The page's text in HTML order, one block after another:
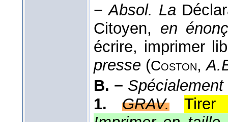
−Absol. La
Citoyen, en
écrire, imprimer
presse (Coston,
B. − Spécialement
1.
GRAV.
Tirer